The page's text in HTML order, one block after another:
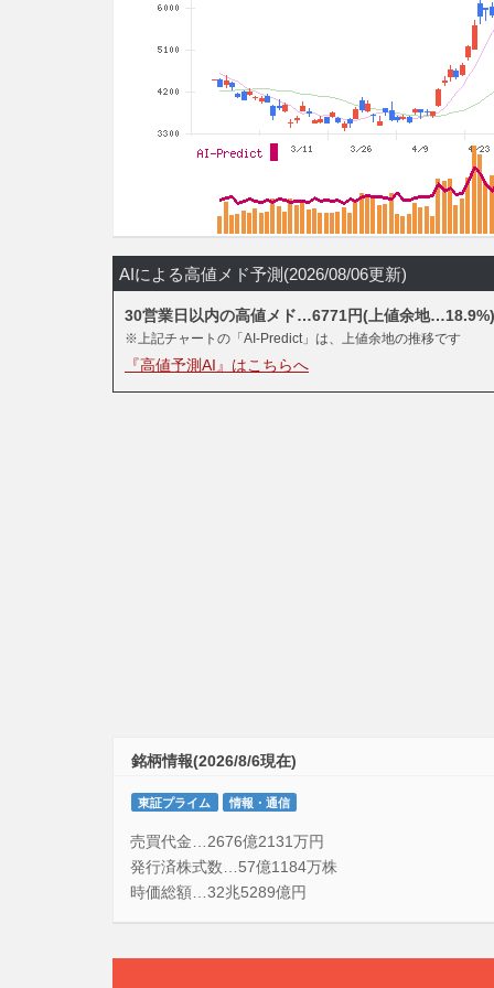
AIによる高値メド予測(2026/08/06更新)
30営業日以内の高値メド…6771円(上値余地…18.9%)
※上記チャートの「AI-Predict」は、上値余地の推移です
『高値予測AI』はこちらへ
銘柄情報(2026/8/6現在)
東証プライム 情報・通信
売買代金…2676億2131万円
発行済株式数…57億1184万株
時価総額…32兆5289億円